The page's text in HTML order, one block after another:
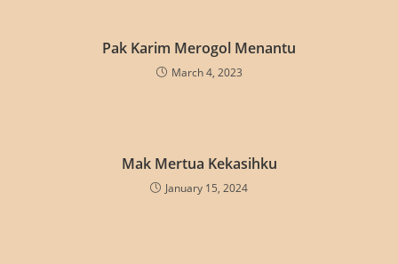
Pak Karim Merogol Menantu
March 4, 2023
Mak Mertua Kekasihku
January 15, 2024